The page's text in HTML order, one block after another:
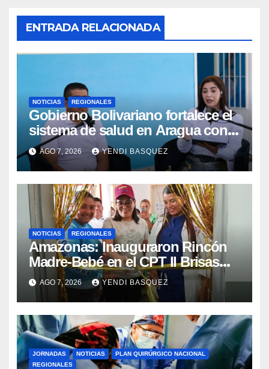
ENTRADA RELACIONADA
NOTICIAS REGIONALES
Gobierno Bolivariano fortalece el
sistema de salud en Aragua con
la reinauguración del CDI La Mora
AGO 7, 2026 YENDI BASQUEZ
NOTICIAS REGIONALES
​Amazonas: Inauguraron Rincón
Madre-Bebé en el CPT II Brisas
del Aeropuerto ​Inauguraron
Rincón
AGO 7, 2026 YENDI BASQUEZ
JORNADAS NOTICIAS
PLAN QUIRÚRGICO NACIONAL
REGIONALES